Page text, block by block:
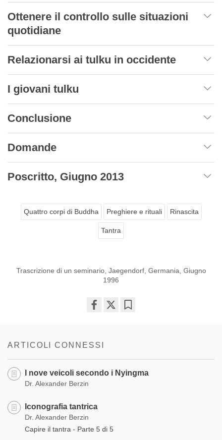
Ottenere il controllo sulle situazioni
quotidiane
Relazionarsi ai tulku in occidente
I giovani tulku
Conclusione
Domande
Poscritto, Giugno 2013
Quattro corpi di Buddha Preghiere e rituali Rinascita
Tantra
Trascrizione di un seminario, Jaegendorf, Germania, Giugno
1996
ARTICOLI CONNESSI
I nove veicoli secondo i Nyingma
Dr. Alexander Berzin
Iconografia tantrica
Dr. Alexander Berzin
Capire il tantra - Parte 5 di 5